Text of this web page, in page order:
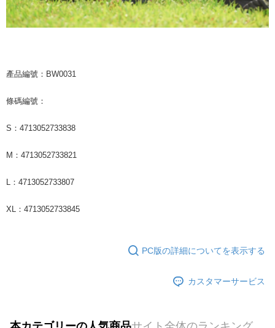
產品編號：BW0031
條碼編號：
S：4713052733838
M：4713052733821
L：4713052733807
XL：4713052733845
PC版の詳細についてを表示する
カスタマーサービス